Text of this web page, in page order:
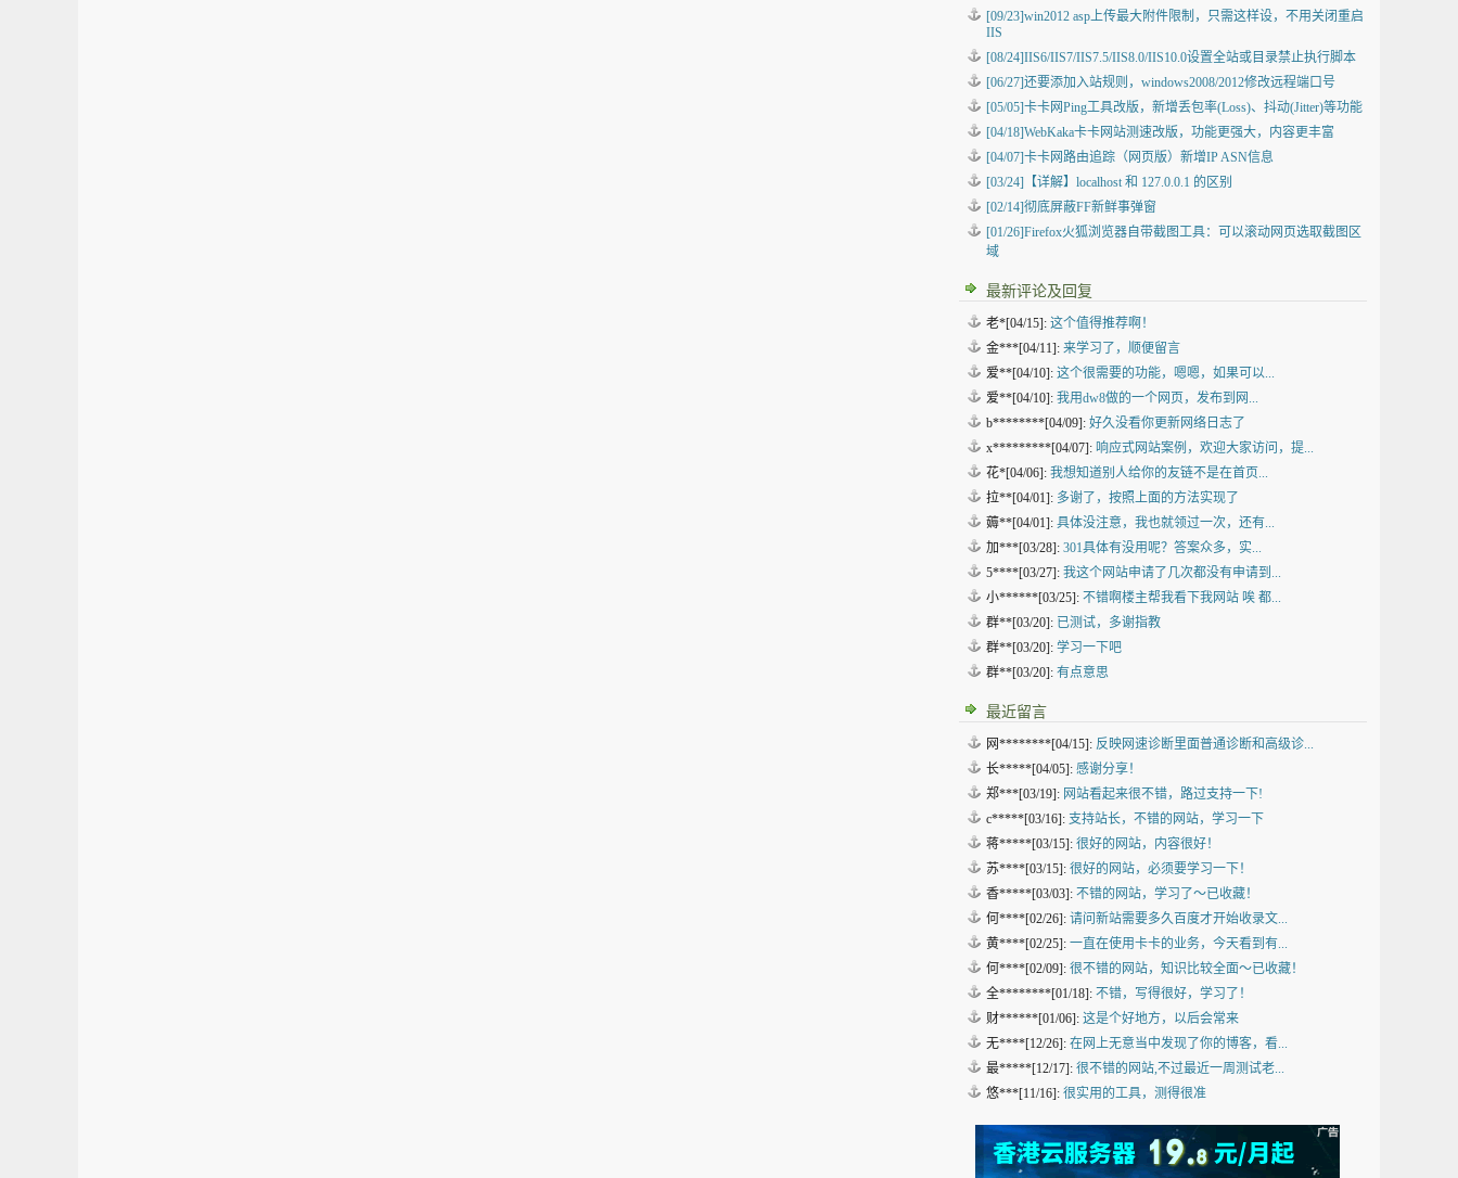
[09/23]win2012 asp上传最大附件限制，只需这样设，不用关闭重启
IIS
[08/24]IIS6/IIS7/IIS7.5/IIS8.0/IIS10.0设置全站或目录禁止执行脚本
[06/27]还要添加入站规则，windows2008/2012修改远程端口号
[05/05]卡卡网Ping工具改版，新增丢包率(Loss)、抖动(Jitter)等功能
[04/18]WebKaka卡卡网站测速改版，功能更强大，内容更丰富
[04/07]卡卡网路由追踪（网页版）新增IP ASN信息
[03/24] 【详解】localhost 和 127.0.0.1 的区别
[02/14]彻底屏蔽FF新鲜事弹窗
[01/26]Firefox火狐浏览器自带截图工具：可以滚动网页选取截图区
域
最新评论及回复
老*[04/15]: 这个值得推荐啊！
金***[04/11]: 来学习了，顺便留言
爱**[04/10]: 这个很需要的功能，嗯嗯，如果可以...
爱**[04/10]: 我用dw8做的一个网页，发布到网...
b********[04/09]: 好久没看你更新网络日志了
x*********[04/07]: 响应式网站案例，欢迎大家访问，提...
花*[04/06]: 我想知道别人给你的友链不是在首页...
拉**[04/01]: 多谢了，按照上面的方法实现了
薅**[04/01]: 具体没注意，我也就领过一次，还有...
加***[03/28]: 301具体有没用呢？答案众多，实...
5****[03/27]: 我这个网站申请了几次都没有申请到...
小******[03/25]: 不错啊楼主帮我看下我网站 唉 都...
群**[03/20]: 已测试，多谢指教
群**[03/20]: 学习一下吧
群**[03/20]: 有点意思
最近留言
网********[04/15]: 反映网速诊断里面普通诊断和高级诊...
长*****[04/05]: 感谢分享！
郑***[03/19]: 网站看起来很不错，路过支持一下!
c*****[03/16]: 支持站长，不错的网站，学习一下
蒋*****[03/15]: 很好的网站，内容很好！
苏****[03/15]: 很好的网站，必须要学习一下！
香*****[03/03]: 不错的网站，学习了～已收藏！
何****[02/26]: 请问新站需要多久百度才开始收录文...
黄****[02/25]: 一直在使用卡卡的业务，今天看到有...
何****[02/09]: 很不错的网站，知识比较全面～已收藏！
全********[01/18]: 不错，写得很好，学习了！
财******[01/06]: 这是个好地方，以后会常来
无****[12/26]: 在网上无意当中发现了你的博客，看...
最*****[12/17]: 很不错的网站,不过最近一周测试老...
悠***[11/16]: 很实用的工具，测得很准